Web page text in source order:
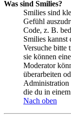
Was sind Smilies?
Smilies sind
Gefühl
Code, z. B.
Smilies kannst
Versuche bitte
sie können
Moderator
überarbeiten
Administration
die du in
Nach oben